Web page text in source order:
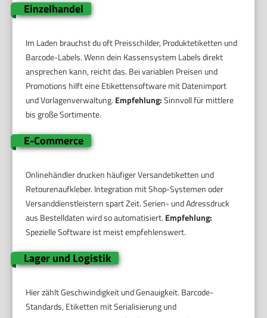
Einzelhandel
Im Laden brauchst du oft Preisschilder, Produktetiketten und
Barcode-Labels. Wenn dein Kassensystem Labels direkt
ansprechen kann, reicht das. Bei variablen Preisen und
Promotions hilft eine Etikettensoftware mit Datenimport
und Vorlagenverwaltung. Empfehlung:Sinnvoll für mittlere
bis große Sortimente.
E-Commerce
Onlinehändler drucken häufiger Versandetiketten und
Retourenaufkleber. Integration mit Shop-Systemen oder
Versanddienstleistern spart Zeit. Serien- und Adressdruck
aus Bestelldaten wird so automatisiert. Empfehlung:
Spezielle Software ist meist empfehlenswert.
Lager und Logistik
Hier zählt Geschwindigkeit und Genauigkeit. Barcode-
Standards, Etiketten mit Serialisierung und